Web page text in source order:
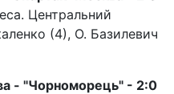
Центральний
(4), О. Базилевич
- "Чорноморець" - 2:0